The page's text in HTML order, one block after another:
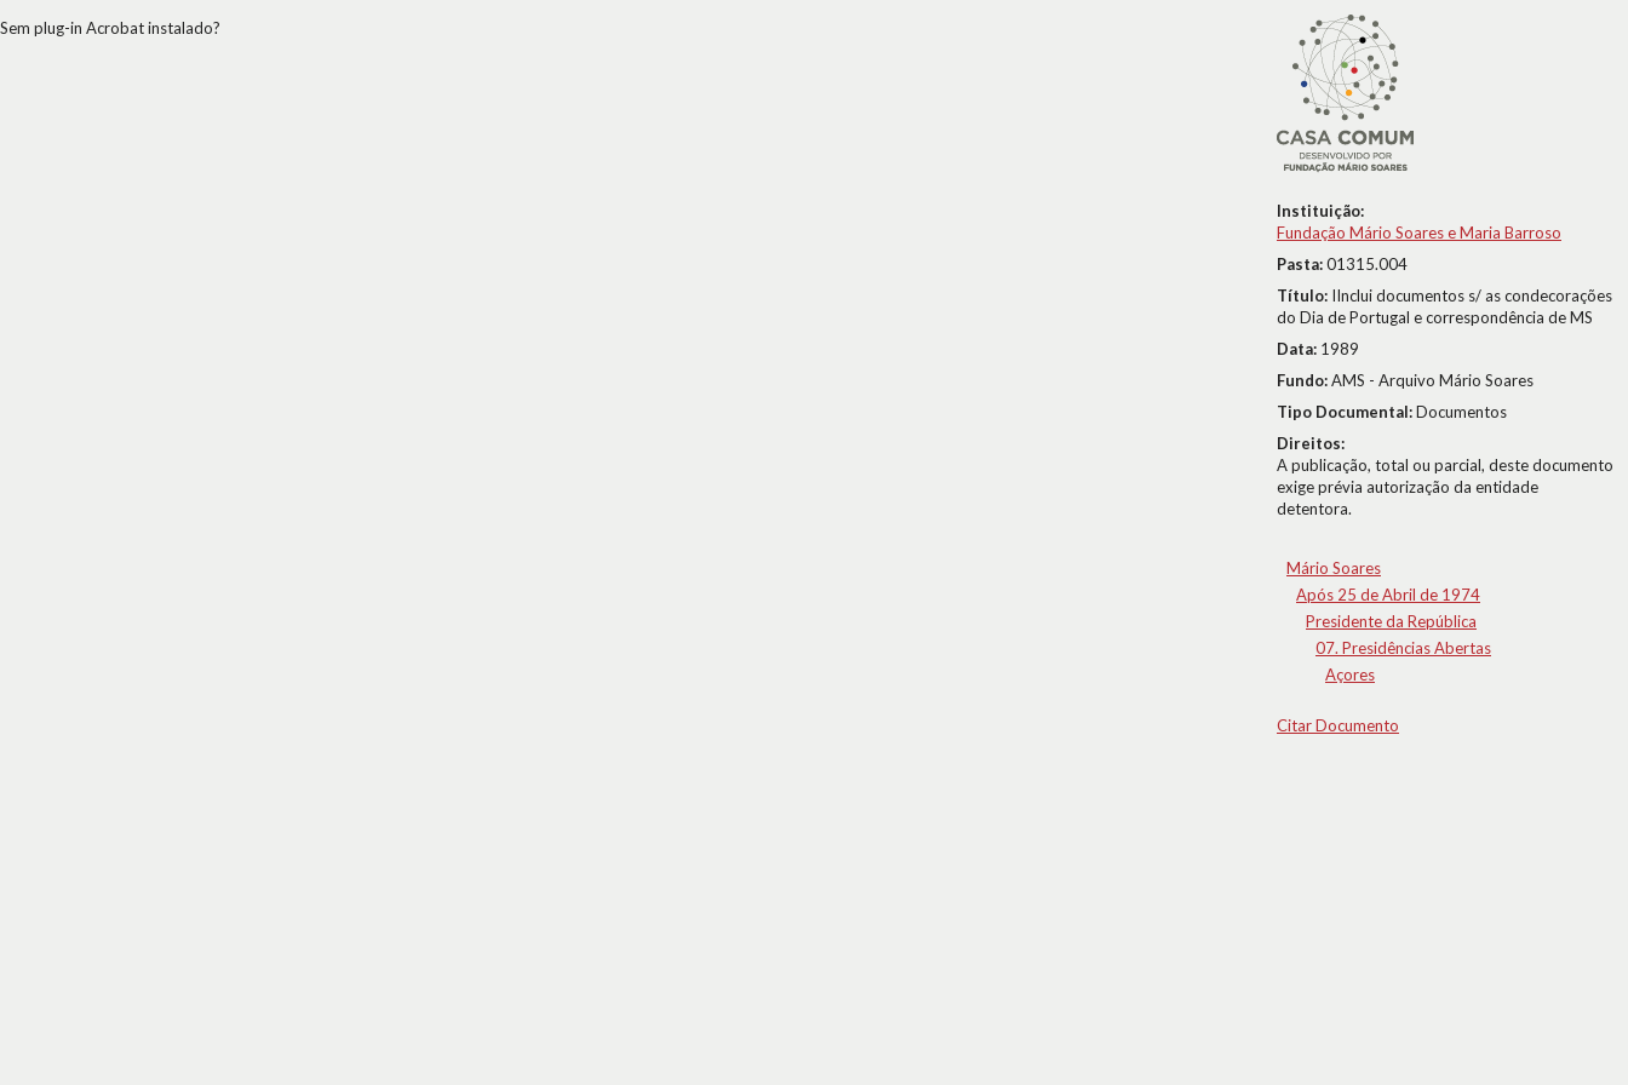
Instituição:
Fundação Mário Soares e Maria Barroso
Pasta:01315.004
Título: IInclui documentos s/ as condecorações
do Dia de Portugal e correspondência de MS
Data: 1989
Fundo:AMS - Arquivo Mário Soares
Tipo Documental:Documentos
Direitos:
A publicação, total ou parcial, deste documento
exige prévia autorização da entidade
detentora.
Mário Soares
Após 25 de Abril de 1974
Presidente da República
07. Presidências Abertas
Açores
Citar Documento
Sem plug-in Acrobat instalado?